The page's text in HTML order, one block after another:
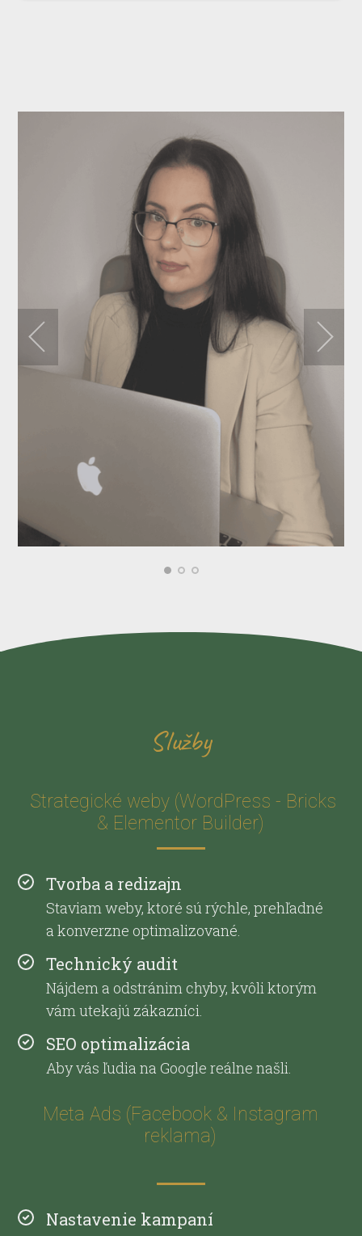
Služby
Strategické weby (WordPress - Bricks
& Elementor Builder)
Tvorba a redizajn
Staviam weby, ktoré sú rýchle, prehľadné
a konverzne optimalizované.
Technický audit
Nájdem a odstránim chyby, kvôli ktorým
vám utekajú zákazníci.
SEO optimalizácia
Aby vás ľudia na Google reálne našli.
Meta Ads (Facebook & Instagram
reklama)
Nastavenie kampaní